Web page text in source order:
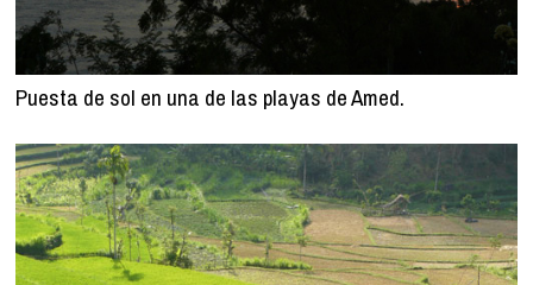
Puesta de sol en una de las playas de Amed.